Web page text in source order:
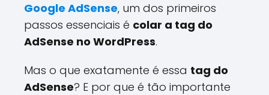
Google AdSense, um dos primeiros
passos essenciais é colar a tag do
AdSense no WordPress.
Mas o que exatamente é essa tag do
AdSense? E por que é tão importante